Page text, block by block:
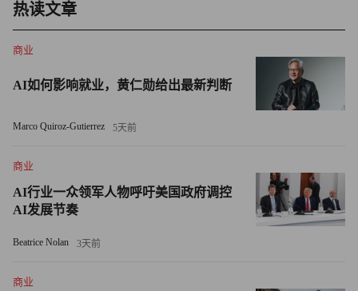
点的案例。马来亚银行已在该特区促成约200亿马来西亚林
吉特（约合48.2亿美元）融资投资，成为参与该特区开发的
银行中规模最大的一家。
“早在柔佛-新加坡经济特区成立之前，我们就搭建了新马投
资通道，因为我们在新柔两岸都有庞大的业务布局，”李汉
英解释道，“我们不仅希望服务个人，也希望服务企业，包
受成本压力影响，面包制造商Gardenia和饮料制造商杨协成
等新加坡餐饮企业已关闭本地工厂，将业务迁往马来西亚。
业务的基石之一。2023年，马来亚银行在新加坡设立了伊斯
热读文章
商业
AI如何影响就业，黄仁勋给出最新判断
Marco Quiroz-Gutierrez 5天前
商业
AI行业一众领军人物呼吁美国政府调控
AI发展节奏
Beatrice Nolan 3天前
商业